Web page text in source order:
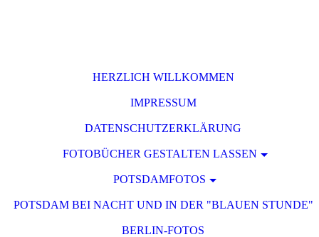
HERZLICH WILLKOMMEN
IMPRESSUM
DATENSCHUTZERKLÄRUNG
FOTOBÜCHER GESTALTEN LASSEN
POTSDAMFOTOS
POTSDAM BEI NACHT UND IN DER "BLAUEN STUNDE"
BERLIN-FOTOS